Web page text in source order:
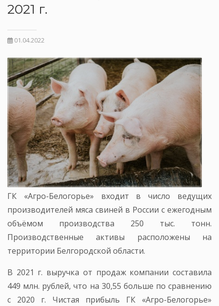
2021 г.
01.04.2022
ГК «Агро-Белогорье» входит в число ведущих
производителей мяса свиней в России с ежегодным
объёмом производства 250 тыс. тонн.
Производственные активы расположены на
территории Белгородской области.
В 2021 г. выручка от продаж компании составила
449 млн. рублей, что на 30,55 больше по сравнению
с 2020 г. Чистая прибыль ГК «Агро-Белогорье»